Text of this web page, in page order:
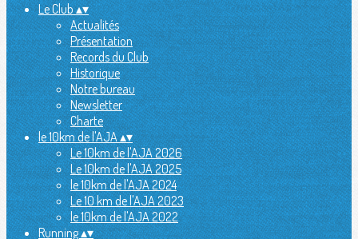
Le Club▴▾
Actualités
Présentation
Records du Club
Historique
Notre bureau
Newsletter
Charte
le 10km de l'AJA▴▾
Le 10km de l'AJA 2026
Le 10km de l'AJA 2025
le 10km de l'AJA 2024
Le 10 km de l'AJA 2023
le 10km de l'AJA 2022
Running▴▾